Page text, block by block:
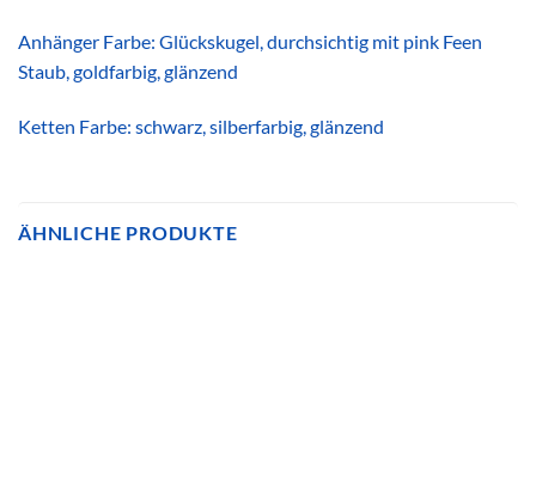
Anhänger Farbe: Glückskugel, durchsichtig mit pink Feen
Staub, goldfarbig, glänzend
Ketten Farbe: schwarz, silberfarbig, glänzend
ÄHNLICHE PRODUKTE